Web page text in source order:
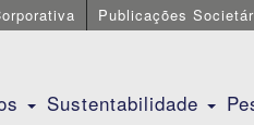
Publicações
Sustentabilidade